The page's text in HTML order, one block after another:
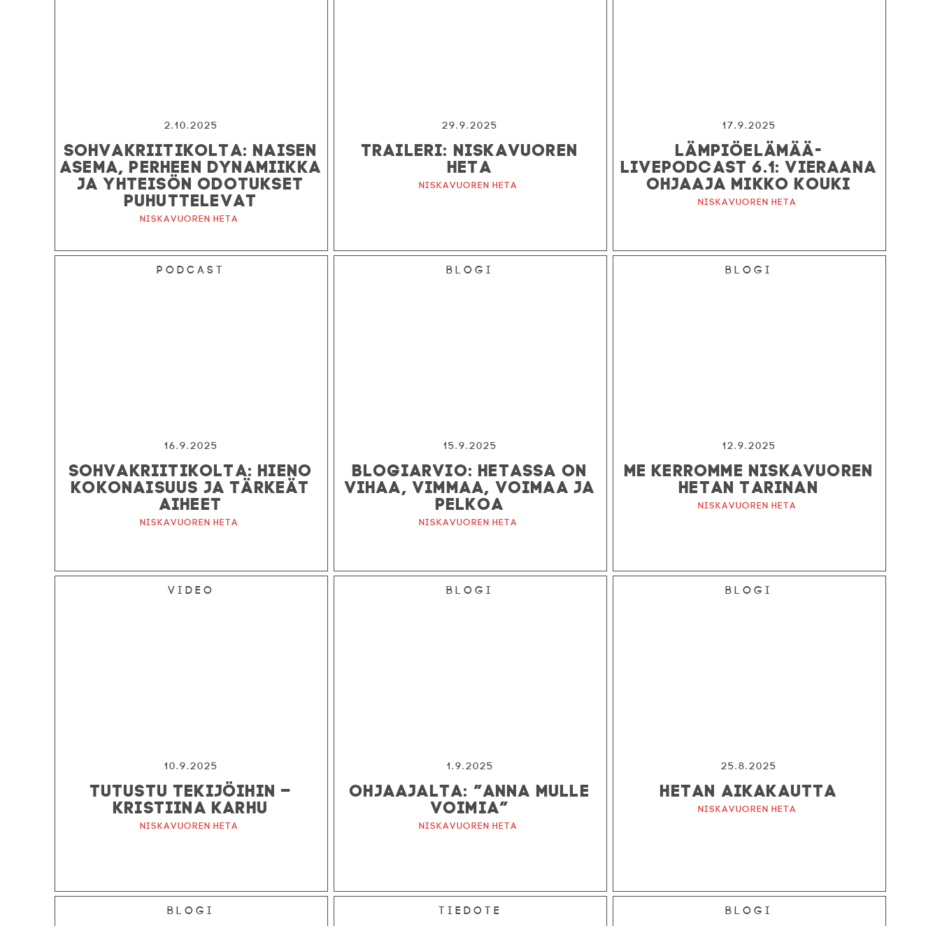
2.10.2025
SOHVAKRIITIKOLTA: NAISEN
ASEMA, PERHEEN DYNAMIIKKA
JA YHTEISÖN ODOTUKSET
PUHUTTELEVAT
Niskavuoren Heta
29.9.2025
TRAILERI: NISKAVUOREN
HETA
Niskavuoren Heta
17.9.2025
LÄMPIÖELÄMÄÄ-
LIVEPODCAST 6.1: VIERAANA
OHJAAJA MIKKO KOUKI
Niskavuoren Heta
Podcast
16.9.2025
SOHVAKRIITIKOLTA: HIENO
KOKONAISUUS JA TÄRKEÄT
AIHEET
Niskavuoren Heta
Blogi
15.9.2025
BLOGIARVIO: HETASSA ON
VIHAA, VIMMAA, VOIMAA JA
PELKOA
Niskavuoren Heta
Blogi
12.9.2025
ME KERROMME NISKAVUOREN
HETAN TARINAN
Niskavuoren Heta
Video
10.9.2025
TUTUSTU TEKIJÖIHIN –
KRISTIINA KARHU
Niskavuoren Heta
Blogi
1.9.2025
OHJAAJALTA: ”ANNA MULLE
VOIMIA”
Niskavuoren Heta
Blogi
25.8.2025
HETAN AIKAKAUTTA
Niskavuoren Heta
Blogi Tiedote Blogi